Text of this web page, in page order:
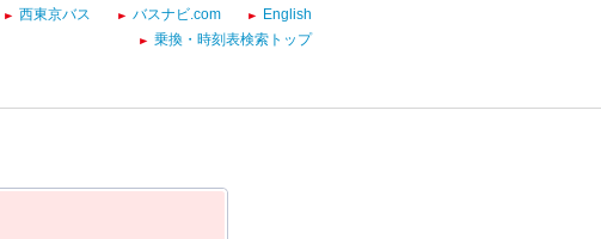
西東京バス バスナビ.com
English
乗換・時刻表検索トップ